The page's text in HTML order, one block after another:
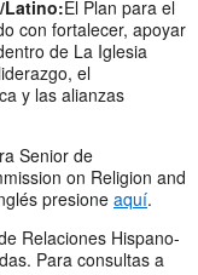
Latino:El Plan para el
con fortalecer, apoyar
de La Iglesia
el
y las alianzas
Senior de
on Religion and
presione aquí.
Relaciones Hispano-
Para consultas a